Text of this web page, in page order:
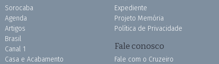
Sorocaba
Agenda
Artigos
Brasil
Canal 1
Casa e Acabamento
Expediente
Projeto Memória
Política de Privacidade
Fale conosco
Fale com o Cruzeiro